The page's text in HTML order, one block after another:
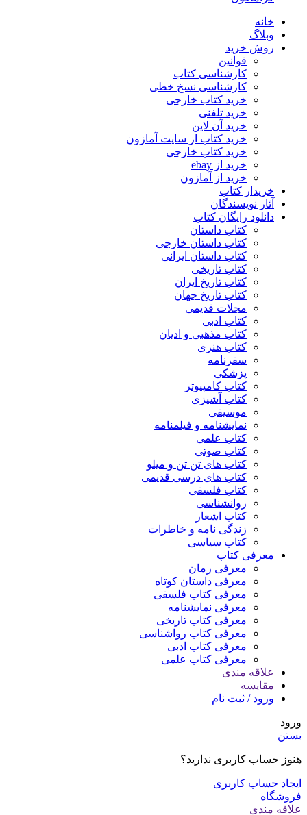
خانه
وبلاگ
روش خرید
قوانین
کارشناسی کتاب
کارشناسی نسخ خطی
خرید کتاب خارجی
خرید تلفنی
خرید آن لاین
خرید کتاب از سایت آمازون
خرید کتاب خارجی
خرید از ebay
خرید از آمازون
خریدار کتاب
آثار نویسندگان
دانلود رایگان کتاب
کتاب داستان
کتاب داستان خارجی
کتاب داستان ایرانی
کتاب تاریخی
کتاب تاریخ ایران
کتاب تاریخ جهان
مجلات قدیمی
کتاب ادبی
کتاب مذهبی و ادیان
کتاب هنری
سفرنامه
پزشکی
کتاب کامپیوتر
کتاب آشپزی
موسیقی
نمایشنامه و فیلمنامه
کتاب علمی
کتاب صوتی
کتاب های تن تن و میلو
کتاب های درسی قدیمی
کتاب فلسفی
روانشناسی
کتاب اشعار
زندگی نامه و خاطرات
کتاب سیاسی
معرفی کتاب
معرفی رمان
معرفی داستان کوتاه
معرفی کتاب فلسفی
معرفی نمایشنامه
معرفی کتاب تاریخی
معرفی کتاب رواشناسی
معرفی کتاب ادبی
معرفی کتاب علمی
علاقه مندی
مقایسه
ورود / ثبت نام
ورود
بستن
هنوز حساب کاربری ندارید؟
ایجاد حساب کاربری
فروشگاه
علاقه مندی